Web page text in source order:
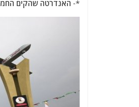
*- האנדרטה שהקים